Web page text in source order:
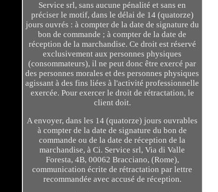
Service srl, sans aucune pénalité et sans en
préciser le motif, dans le délai de 14 (quatorze)
jours ouvrés : à compter de la date de signature du
bon de commande ; à compter de la date de
réception de la marchandise. Ce droit est réservé
exclusivement aux personnes physiques
(consommateurs), il ne peut donc être exercé par
des personnes morales et des personnes physiques
agissant à des fins liées à l'activité professionnelle
exercée. Pour exercer le droit de rétractation, le
client doit.
A envoyer, dans les 14 (quatorze) jours ouvrables
à compter de la date de signature du bon de
commande ou de la date de réception de la
marchandise, à Ci. Service srl, Via di Valle
Foresta, 4B, 00062 Bracciano, (Rome),
communication écrite de rétractation par lettre
recommandée avec accusé de réception.